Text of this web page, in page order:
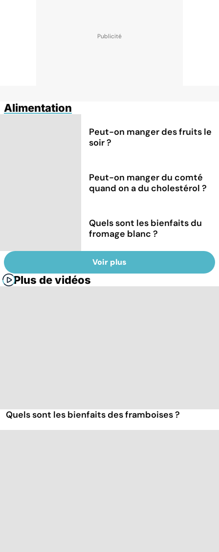
Alimentation
Peut-on manger des fruits le
soir ?
Peut-on manger du comté
quand on a du cholestérol ?
Quels sont les bienfaits du
fromage blanc ?
Voir plus
Plus de vidéos
Quels sont les bienfaits des framboises ?